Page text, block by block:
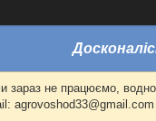
не працюємо,